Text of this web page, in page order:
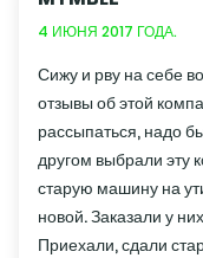
4 ИЮНЯ 2017 ГОДА.
Сижу и рву на себе
отзывы об этой
рассыпаться, надо
другом выбрали эту
старую машину на
новой. Заказали у
Приехали, сдали